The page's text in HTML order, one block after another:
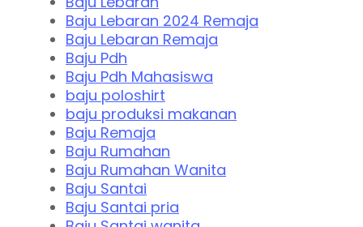
Baju Lebaran 2024 Remaja
Baju Lebaran Remaja
Baju Pdh
Baju Pdh Mahasiswa
baju poloshirt
baju produksi makanan
Baju Remaja
Baju Rumahan
Baju Rumahan Wanita
Baju Santai
Baju Santai pria